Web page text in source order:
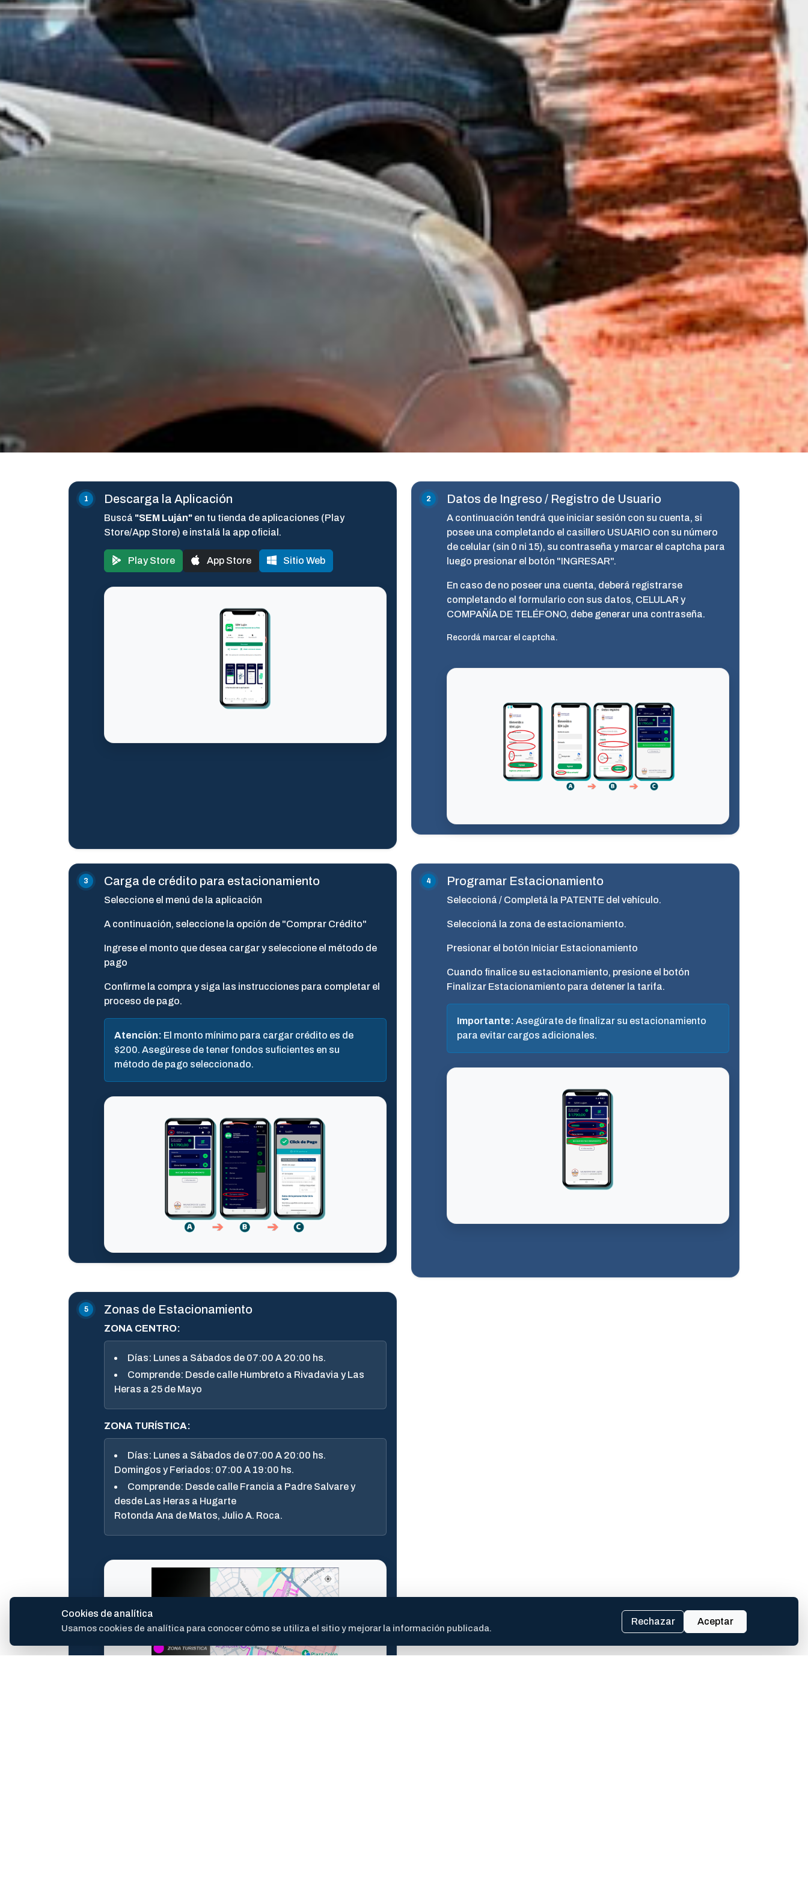
Descarga la Aplicación
Buscá "SEM Luján" en tu tienda de aplicaciones (Play
Store/App Store) e instalá la app oficial.
Play Store App Store Sitio Web
Datos de Ingreso / Registro de Usuario
A continuación tendrá que iniciar sesión con su cuenta, si
posee una completando el casillero USUARIO con su número
de celular (sin 0 ni 15), su contraseña y marcar el captcha para
luego presionar el botón "INGRESAR".
En caso de no poseer una cuenta, deberá registrarse
completando el formulario con sus datos, CELULAR y
COMPAÑÍA DE TELÉFONO, debe generar una contraseña.
Recordá marcar el captcha.
Carga de crédito para estacionamiento
Seleccione el menú de la aplicación
A continuación, seleccione la opción de "Comprar Crédito"
Ingrese el monto que desea cargar y seleccione el método de
pago
Confirme la compra y siga las instrucciones para completar el
proceso de pago.
Atención: El monto mínimo para cargar crédito es de
$200. Asegúrese de tener fondos suficientes en su
método de pago seleccionado.
Programar Estacionamiento
Seleccioná / Completá la PATENTE del vehículo.
Seleccioná la zona de estacionamiento.
Presionar el botón Iniciar Estacionamiento
Cuando finalice su estacionamiento, presione el botón
Finalizar Estacionamiento para detener la tarifa.
Importante: Asegúrate de finalizar su estacionamiento
para evitar cargos adicionales.
Zonas de Estacionamiento
ZONA CENTRO:
Días: Lunes a Sábados de 07:00 A 20:00 hs.
Comprende: Desde calle Humbreto a Rivadavia y Las
Heras a 25 de Mayo
ZONA TURÍSTICA:
Días: Lunes a Sábados de 07:00 A 20:00 hs.
Domingos y Feriados: 07:00 A 19:00 hs.
Comprende: Desde calle Francia a Padre Salvare y
desde Las Heras a Hugarte
Rotonda Ana de Matos, Julio A. Roca.
Cookies de analítica
Usamos cookies de analítica para conocer cómo se utiliza el sitio y mejorar la información publicada.
Rechazar Aceptar